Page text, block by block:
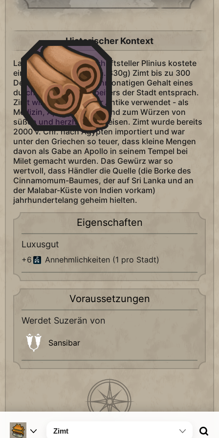
Historischer Kontext
Laut dem römischen Schriftsteller Plinius kostete
ein römisches Pfund (ca. 330g) Zimt bis zu 300
Denare, was einem zehnmonatigen Gehalt eines
durchschnittlichen Arbeiters der Stadt entsprach.
Zimt wird schon seit der Antike verwendet - als
Medizin, Aphrodisiakum und zum Würzen von
süßen und herzhaften Speisen. Zimt wurde bereits
2000 v. Chr. nach Ägypten importiert und war
unter den Griechen so teuer, dass kleine Mengen
davon als Gabe an Apollo in seinem Tempel bei
Milet gemacht wurden. Das Gewürz war so
wertvoll, dass Händler die Quelle (die Borke des
Cinnamomum-Baumes, der auf Sri Lanka und an
der Malabar-Küste von Indien vorkam)
jahrhundertelang geheim hielten.
Eigenschaften
Luxusgut
+6 Annehmlichkeiten (1 pro Stadt)
Voraussetzungen
Werdet Suzerän von
Sansibar
Zimt